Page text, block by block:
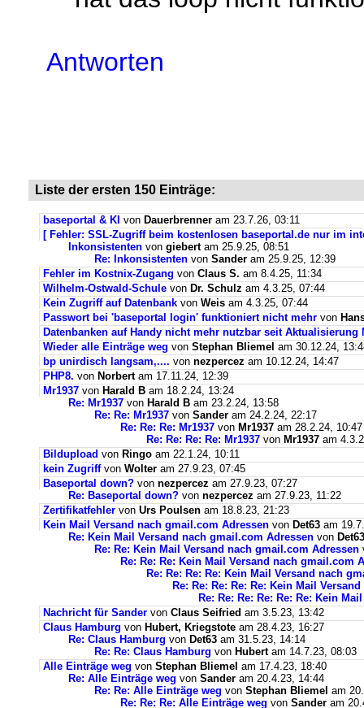
Antworten
Liste der ersten 150 Einträge:
baseportal & KI von Dauerbrenner am 23.7.26, 03:11
[ Fehler: SSL-Zugriff beim kostenlosen baseportal.de nur im
Inkonsistenten von giebertam 25.9.25, 08:51
Re: Inkonsistenten von Sander am 25.9.25, 12:39
Fehler im Kostnix-Zugang von Claus S. am 8.4.25, 11:34
Wilhelm-Ostwald-Schule von Dr. Schulz am 4.3.25, 07:44
Kein Zugriff auf Datenbank von Weis am 4.3.25, 07:44
Passwort bei 'baseportal login' funktioniert nicht mehr von
Datenbanken auf Handy nicht mehr nutzbar seit Aktualisierung
Wieder alle Einträge weg von Stephan Bliemel am 30.12.24,
bp unirdisch langsam,.... von nezpercez am 10.12.24, 14:47
PHP8. von Norbertam 17.11.24, 12:39
Mr1937 von Harald B am 18.2.24, 13:24
Re: Mr1937 von Harald B am 23.2.24, 13:58
Re: Re: Mr1937 von Sander am 24.2.24, 22:17
Re: Re: Re: Mr1937 von Mr1937 am 28.2.24, 10:47
Re: Re: Re: Re: Mr1937 von Mr1937 am
Bildupload von Ringo am 22.1.24, 10:11
kein Zugriffvon Wolter am 27.9.23, 07:45
Baseportal down? von nezpercez am 27.9.23, 07:27
Re: Baseportal down? von nezpercez am 27.9.23, 11:22
Zertifikatfehler von Urs Poulsen am 18.8.23, 21:23
Kein Mail Versand nach gmail.com Adressen von Det63 am
Re: Kein Mail Versand nach gmail.com Adressen von Det63
Re: Re: Kein Mail Versand nach gmail.com Adressen
Re: Re: Re: Kein Mail Versand nach gmail.com
Re: Re: Re: Re: Kein Mail Versand nach
Re: Re: Re: Re: Re: Kein Mail
Re: Re: Re: Re: Re: Re: Kein
Nachricht für Sander von Claus Seifried am 3.5.23, 13:42
Claus Hamburg von Hubert, Kriegstote am 28.4.23, 16:27
Re: Claus Hamburg von Det63 am 31.5.23, 14:14
Re: Re: Claus Hamburg von Hubertam 14.7.23, 08:03
Alle Einträge weg von Stephan Bliemel am 17.4.23, 18:40
Re: Alle Einträge weg von Sander am 20.4.23, 14:44
Re: Re: Alle Einträge weg von Stephan Bliemel am
Re: Re: Re: Alle Einträge weg von Sander am